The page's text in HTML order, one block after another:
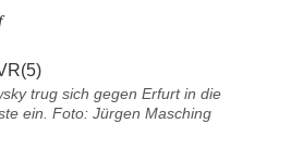
trug sich gegen Erfurt in die
ein. Foto: Jürgen Masching